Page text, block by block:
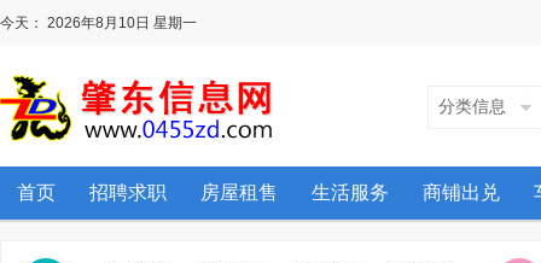
今天： 2026年8月10日 星期一
分类信息
首页 招聘求职 房屋租售 生活服务 商铺出兑